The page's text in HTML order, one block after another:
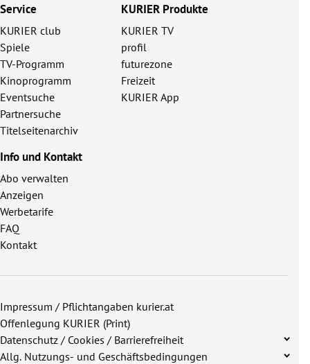
Service
KURIER club
Spiele
TV-Programm
Kinoprogramm
Eventsuche
Partnersuche
Titelseitenarchiv
KURIER Produkte
KURIER TV
profil
futurezone
Freizeit
KURIER App
Info und Kontakt
Abo verwalten
Anzeigen
Werbetarife
FAQ
Kontakt
Impressum / Pflichtangaben kurier.at
Offenlegung KURIER (Print)
Datenschutz / Cookies / Barrierefreiheit
Allg. Nutzungs- und Geschäftsbedingungen